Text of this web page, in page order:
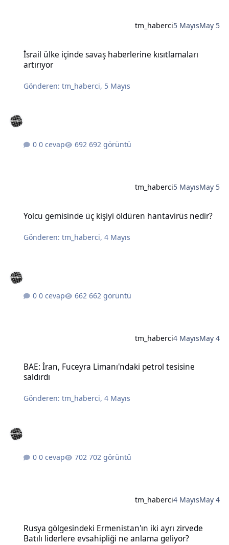
tm_haberci5 MayısMay 5
İsrail ülke içinde savaş haberlerine kısıtlamaları
artırıyor
Gönderen:tm_haberci, 5 Mayıs
0 cevap 692 görüntü
tm_haberci5 MayısMay 5
Yolcu gemisinde üç kişiyi öldüren hantavirüs nedir?
Gönderen:tm_haberci,4 Mayıs
0 cevap 662 görüntü
tm_haberci4 MayısMay 4
BAE: İran, Fuceyra Limanı'ndaki petrol tesisine
saldırdı
Gönderen:tm_haberci,4 Mayıs
0 cevap 702 görüntü
tm_haberci4 MayısMay 4
Rusya gölgesindeki Ermenistan'ın iki ayrı zirvede
Batılı liderlere evsahipliği ne anlama geliyor?